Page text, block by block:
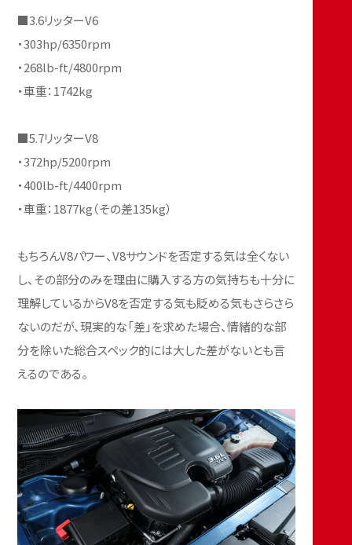
■3.6リッターV6
・303hp/6350rpm
・268lb-ft/4800rpm
・車重：1742kg
■5.7リッターV8
・372hp/5200rpm
・400lb-ft/4400rpm
・車重：1877kg（その差135kg）
もちろんV8パワー、V8サウンドを否定する気は全くない
し、その部分のみを理由に購入する方の気持ちも十分に
理解しているからV8を否定する気も貶める気もさらさら
ないのだが、現実的な「差」を求めた場合、情緒的な部
分を除いた総合スペック的には大した差がないとも言
えるのである。